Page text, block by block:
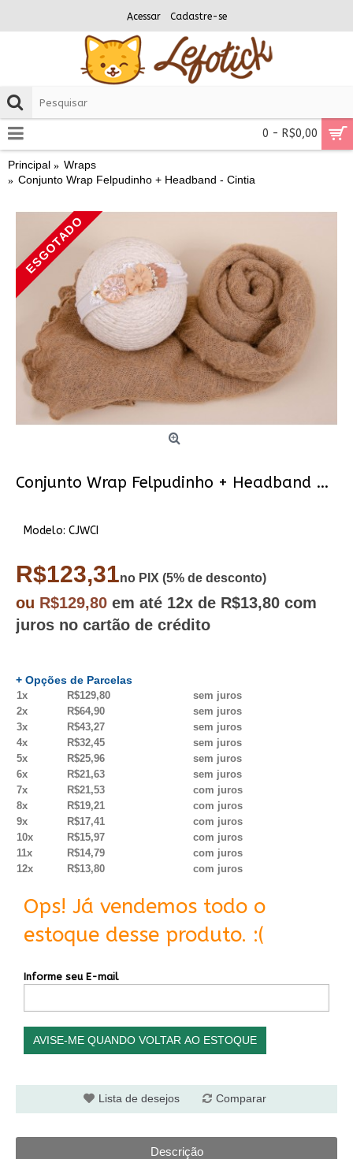
Acessar Cadastre-se
0 - R$0,00
Principal
Wraps
Conjunto Wrap Felpudinho + Headband - Cintia
ESGOTADO
Conjunto Wrap Felpudinho + Headband - Cintia
Modelo: CJWCI
R$123,31no PIX (5% de desconto)
ou R$129,80 em até 12x de R$13,80 com
juros no cartão de crédito
+ Opções de Parcelas
1x R$129,80
sem juros
2x
R$64,90
sem juros
3x
R$43,27
sem juros
4x
R$32,45
sem juros
5x
R$25,96
sem juros
6x
R$21,63
sem juros
7x
R$21,53
com juros
8x
R$19,21
com juros
9x
R$17,41
com juros
10x
R$15,97
com juros
11x
R$14,79
com juros
12x
R$13,80 com juros
Ops! Já vendemos todo o
estoque desse produto. :(
Informe seu E-mail
AVISE-ME QUANDO VOLTAR AO ESTOQUE
Lista de desejos Comparar
Descrição